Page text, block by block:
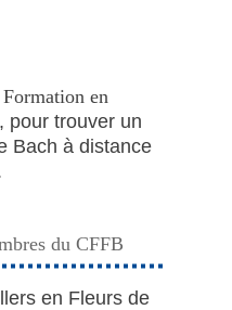
en
, pour trouver un
Bach à distance
en Fleurs de
du CFFB